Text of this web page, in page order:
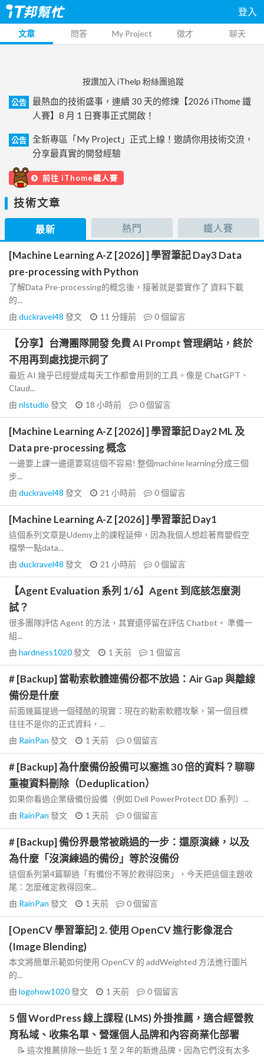
登入
文章 問答 My Project 徵才 聊天
按讚加入 iThelp 粉絲團追蹤
公告
最熱血的技術盛事，連續 30 天的修煉【2026 iThome 鐵
人賽】8 月 1 日賽事正式開啟！
公告
全新專區「My Project」正式上線！邀請你用技術交流，
分享最真實的開發經驗
前往 iThome鐵人賽
技術文章
最新 熱門 鐵人賽
[Machine Learning A-Z [2026] ] 學習筆記 Day3 Data
pre-processing with Python
了解Data Pre-processing的概念後，接著就是要實作了 資料下載
的...
由 duckravel48 發文 11 分鐘前 0個留言
【分享】台灣團隊開發 免費 AI Prompt 管理網站，終於
不用再到處找提示詞了
最近 AI 幾乎已經變成每天工作都會用到的工具。像是 ChatGPT、
Claud...
由 nlstudio 發文 18 小時前 0個留言
[Machine Learning A-Z [2026] ] 學習筆記 Day2 ML 及
Data pre-processing 概念
一邊要上課一邊還要寫這個不容易! 整個machine learning分成三個
步...
由 duckravel48 發文 21 小時前 0個留言
[Machine Learning A-Z [2026] ] 學習筆記 Day1
這個系列文章是Udemy上的課程延伸，因為我個人想趁著育嬰假空
檔學一點data...
由 duckravel48 發文 21 小時前 0個留言
【Agent Evaluation 系列 1/6】Agent 到底該怎麼測
試？
很多團隊評估 Agent 的方法，其實還停留在評估 Chatbot。 準備一
組...
由 hardness1020發文 1 天前 1 個留言
# [Backup] 當勒索軟體連備份都不放過：Air Gap 與離線
備份是什麼
前面幾篇提過一個殘酷的現實：現在的勒索軟體攻擊，第一個目標
往往不是你的正式資料，...
由 RainPan 發文 1 天前 0個留言
# [Backup] 為什麼備份設備可以塞進 30 倍的資料？聊聊
重複資料刪除（Deduplication）
如果你看過企業級備份設備（例如 Dell PowerProtect DD 系列）...
由 RainPan 發文 1 天前 0個留言
# [Backup] 備份界最常被跳過的一步：還原演練，以及
為什麼「沒演練過的備份」等於沒備份
這個系列第4篇聊過「有備份不等於救得回來」，今天把這個主題收
尾：怎麼確定救得回來...
由 RainPan 發文 1 天前 0個留言
[OpenCV 學習筆記] 2. 使用 OpenCV 進行影像混合
(Image Blending)
本文將簡單示範如何使用 OpenCV 的 addWeighted 方法進行圖片
的...
由 logohow1020發文 1 天前 0個留言
5 個 WordPress 線上課程 (LMS) 外掛推薦，適合經營教
育私域、收集名單、營運個人品牌和內容商業化部署
📝 這次推薦排除一些近 1 至 2 年的新進品牌，因為它們沒有太多